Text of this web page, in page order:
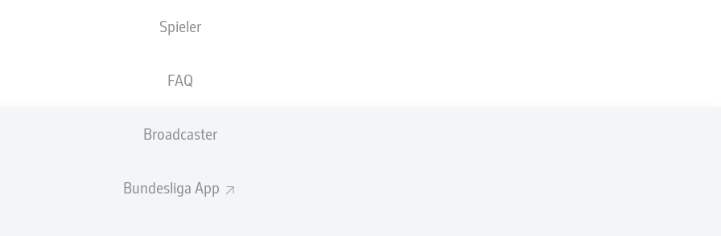
Spieler
FAQ
Broadcaster
Bundesliga App